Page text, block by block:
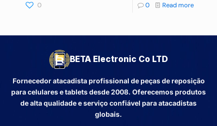
0 0 Read more
BETA Electronic Co LTD
Fornecedor atacadista profissional de peças de reposição
para celulares e tablets desde 2008. Oferecemos produtos
de alta qualidade e serviço confiável para atacadistas
globais.